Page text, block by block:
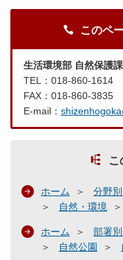
このペ
生活環境部 自然保護課
TEL：018-860-1614
FAX：018-860-3835
E-mail：
こ
ホーム 分野
自然・環境
ホーム 部署
自然公園